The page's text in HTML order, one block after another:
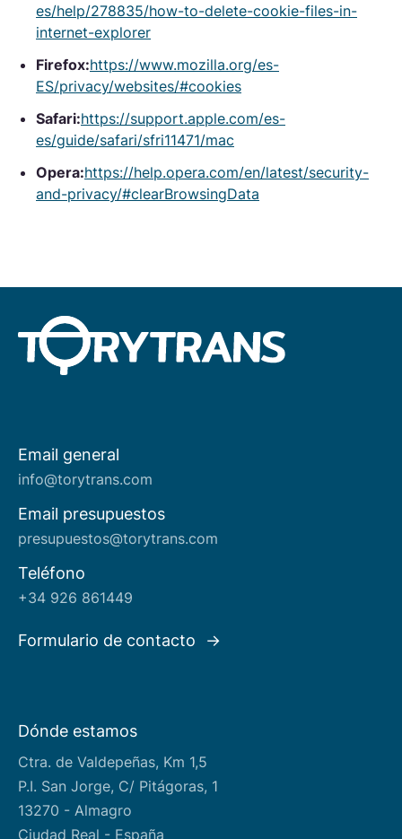
es/help/278835/how-to-delete-cookie-files-in-
internet-explorer
Firefox:https://www.mozilla.org/es-
ES/privacy/websites/#cookies
Safari:https://support.apple.com/es-
es/guide/safari/sfri11471/mac
Opera:https://help.opera.com/en/latest/security-
and-privacy/#clearBrowsingData
Acerca de nosotros
Email general
info@torytrans.com
Email presupuestos
presupuestos@torytrans.com
Teléfono
+34 926 861449
Formulario de contacto
Dónde estamos
Ctra. de Valdepeñas, Km 1,5
P.I. San Jorge, C/ Pitágoras, 1
13270 - Almagro
Ciudad Real - España